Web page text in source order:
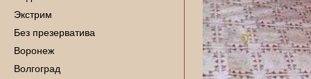
Экстрим
Без презерватива
Воронеж
Волгоград